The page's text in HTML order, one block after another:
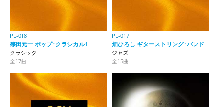
PL-018
篠田元一 ポップ･クラシカル1
クラシック
全17曲
PL-017
畑ひろし ギターストリング･バンド
ジャズ
全15曲